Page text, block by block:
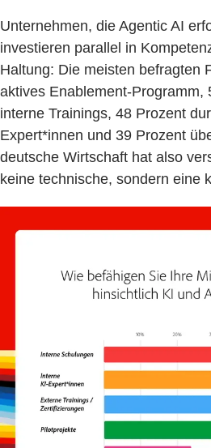
Unternehmen, die Agentic AI
investieren parallel in
Haltung: Die meisten befragten
aktives Enablement-Programm,
interne Trainings, 48 Prozent
Expert*innen und 39 Prozent
deutsche Wirtschaft hat also
keine technische, sondern eine